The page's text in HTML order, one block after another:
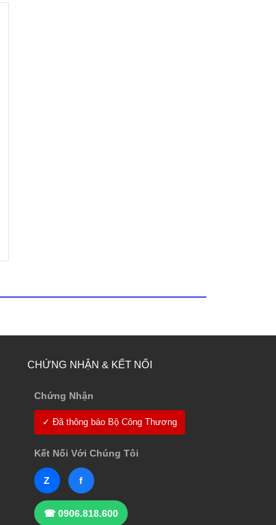
CHỨNG NHẬN & KẾT NỐI
Chứng Nhận
✓ Đã thông báo Bộ Công Thương
Kết Nối Với Chúng Tôi
Z f
☎ 0906.818.600